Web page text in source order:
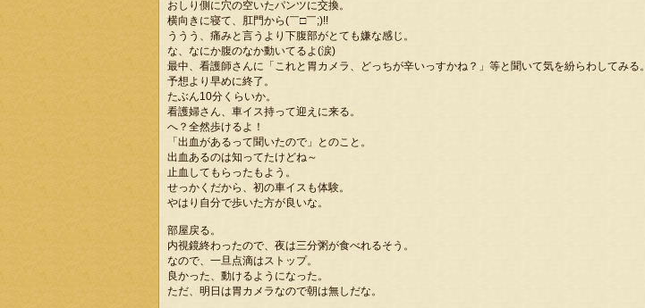
おしり側に穴の空いたパンツに交換。
横向きに寝て、肛門から(￣□￣;)!!
ううう、痛みと言うより下腹部がとても嫌な感じ。
な、なにか腹のなか動いてるよ(涙)
最中、看護師さんに「これと胃カメラ、どっちが辛いっすかね？」等と聞いて気を紛らわしてみる。
予想より早めに終了。
たぶん10分くらいか。
看護婦さん、車イス持って迎えに来る。
へ？全然歩けるよ！
「出血があるって聞いたので」とのこと。
出血あるのは知ってたけどね～
止血してもらったもよう。
せっかくだから、初の車イスも体験。
やはり自分で歩いた方が良いな。
部屋戻る。
内視鏡終わったので、夜は三分粥が食べれるそう。
なので、一旦点滴はストップ。
良かった、動けるようになった。
ただ、明日は胃カメラなので朝は無しだな。